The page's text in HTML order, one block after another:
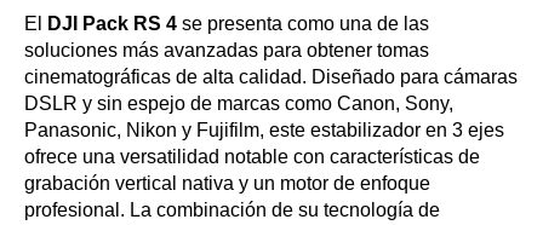
El DJI Pack RS 4 se presenta como una de las
soluciones más avanzadas para obtener tomas
cinematográficas de alta calidad. Diseñado para cámaras
DSLR y sin espejo de marcas como Canon, Sony,
Panasonic, Nikon y Fujifilm, este estabilizador en 3 ejes
ofrece una versatilidad notable con características de
grabación vertical nativa y un motor de enfoque
profesional. La combinación de su tecnología de